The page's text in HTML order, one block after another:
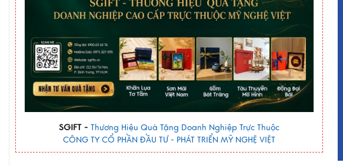
SGIFT - Thương Hiệu Quà Tặng Doanh Nghiệp Trực Thuộc
CÔNG TY CỔ PHẦN ĐẦU TƯ - PHÁT TRIỂN MỸ NGHỆ VIỆT